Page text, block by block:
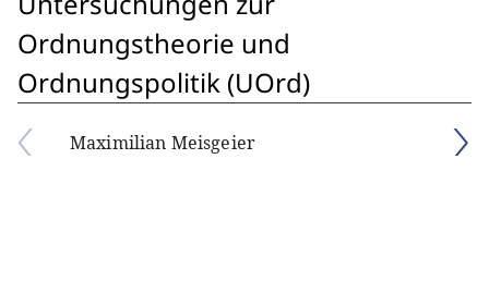
Ordnungstheorie und
Ordnungspolitik (UOrd)
Maximilian Meisgeier